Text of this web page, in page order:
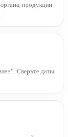
продукции
Сверьте даты